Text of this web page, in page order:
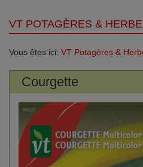
VT POTAGÈRES &
Vous êtes ici: VT Potagères &
Courgette